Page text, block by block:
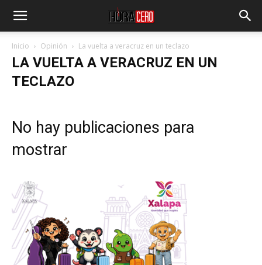
Inicio Opinión La vuelta a veracruz en un teclazo
LA VUELTA A VERACRUZ EN UN
TECLAZO
No hay publicaciones para
mostrar